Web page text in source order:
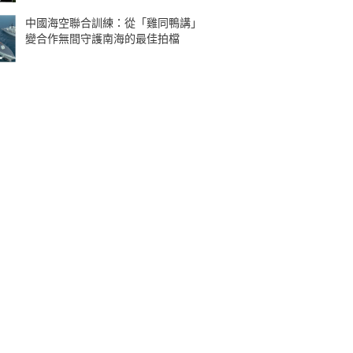
中國海空聯合訓練：從「雞同鴨講」
變合作無間守護南海的最佳拍檔